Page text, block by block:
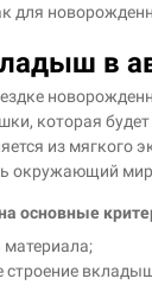
для
в
которая
из
окружающий мир
основные
материала;
строение